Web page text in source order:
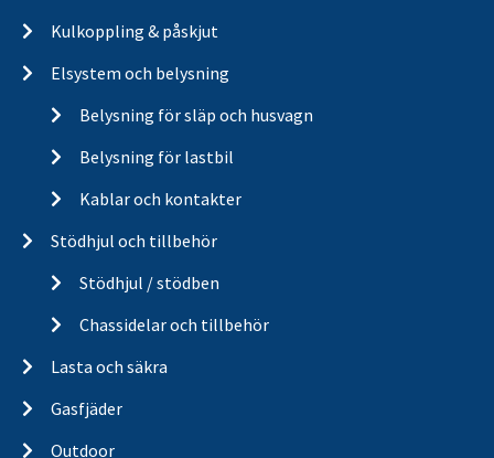
Kulkoppling & påskjut
Elsystem och belysning
Belysning för släp och husvagn
Belysning för lastbil
Kablar och kontakter
Stödhjul och tillbehör
Stödhjul / stödben
Chassidelar och tillbehör
Lasta och säkra
Gasfjäder
Outdoor